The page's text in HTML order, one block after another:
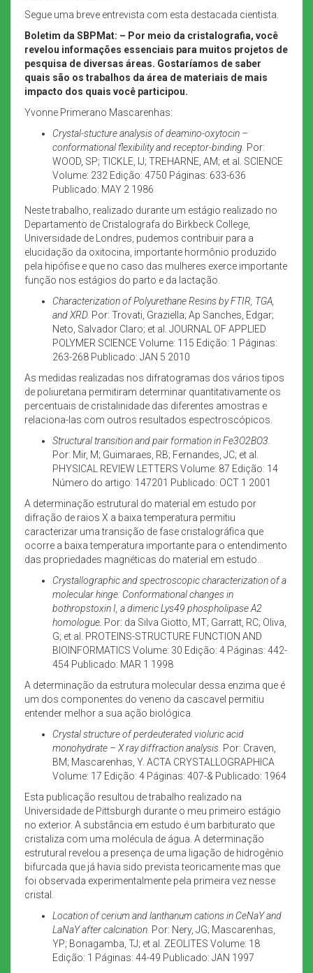
Segue uma breve entrevista com esta destacada cientista.
Boletim da SBPMat: – Por meio da cristalografia, você
revelou informações essenciais para muitos projetos de
pesquisa de diversas áreas. Gostaríamos de saber
quais são os trabalhos da área de materiais de mais
impacto dos quais você participou.
Yvonne Primerano Mascarenhas:
Crystal-stucture analysis of deamino-oxytocin –
conformational flexibility and receptor-binding. Por:
WOOD, SP; TICKLE, IJ; TREHARNE, AM; et al. SCIENCE
Volume: 232 Edição: 4750 Páginas: 633-636
Publicado: MAY 2 1986
Neste trabalho, realizado durante um estágio realizado no
Departamento de Cristalografa do Birkbeck College,
Universidade de Londres, pudemos contribuir para a
elucidação da oxitocina, importante hormônio produzido
pela hipófise e que no caso das mulheres exerce importante
função nos estágios do parto e da lactação.
Characterization of Polyurethane Resins by FTIR, TGA,
and XRD. Por: Trovati, Graziella; Ap Sanches, Edgar;
Neto, Salvador Claro; et al. JOURNAL OF APPLIED
POLYMER SCIENCE Volume: 115 Edição: 1 Páginas:
263-268 Publicado: JAN 5 2010
As medidas realizadas nos difratogramas dos vários tipos
de poliuretana permitiram determinar quantitativamente os
percentuais de cristalinidade das diferentes amostras e
relaciona-las com outros resultados espectroscópicos.
Structural transition and pair formation in Fe3O2BO3.
Por: Mir, M; Guimaraes, RB; Fernandes, JC; et al.
PHYSICAL REVIEW LETTERS Volume: 87 Edição: 14
Número do artigo: 147201 Publicado: OCT 1 2001
A determinação estrutural do material em estudo por
difração de raios X a baixa temperatura permitiu
caracterizar uma transição de fase cristalográfica que
ocorre a baixa temperatura importante para o entendimento
das propriedades magnéticas do material em estudo..
Crystallographic and spectroscopic characterization of a
molecular hinge: Conformational changes in
bothropstoxin I, a dimeric Lys49 phospholipase A2
homologue. Por: da Silva Giotto, MT; Garratt, RC; Oliva,
G; et al. PROTEINS-STRUCTURE FUNCTION AND
BIOINFORMATICS Volume: 30 Edição: 4 Páginas: 442-
454 Publicado: MAR 1 1998
A determinação da estrutura molecular dessa enzima que é
um dos componentes do veneno da cascavel permitiu
entender melhor a sua ação biológica.
Crystal structure of perdeuterated violuric acid
monohydrate – X ray diffraction analysis. Por: Craven,
BM; Mascarenhas, Y. ACTA CRYSTALLOGRAPHICA
Volume: 17 Edição: 4 Páginas: 407-& Publicado: 1964
Esta publicação resultou de trabalho realizado na
Universidade de Pittsburgh durante o meu primeiro estágio
no exterior. A substância em estudo é um barbiturato que
cristaliza com uma molécula de água. A determinação
estrutural revelou a presença de uma ligação de hidrogênio
bifurcada que já havia sido prevista teoricamente mas que
foi observada experimentalmente pela primeira vez nesse
cristal.
Location of cerium and lanthanum cations in CeNaY and
LaNaY after calcination. Por: Nery, JG; Mascarenhas,
YP; Bonagamba, TJ; et al. ZEOLITES Volume: 18
Edição: 1 Páginas: 44-49 Publicado: JAN 1997